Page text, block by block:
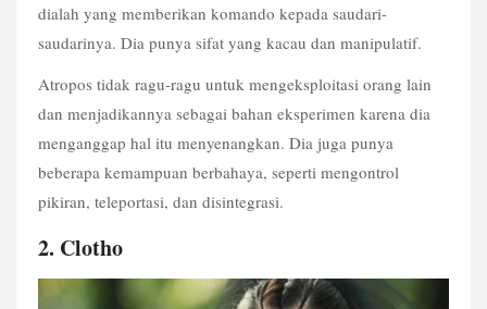
dialah yang memberikan komando kepada saudari-
saudarinya. Dia punya sifat yang kacau dan manipulatif.
Atropos tidak ragu-ragu untuk mengeksploitasi orang lain
dan menjadikannya sebagai bahan eksperimen karena dia
menganggap hal itu menyenangkan. Dia juga punya
beberapa kemampuan berbahaya, seperti mengontrol
pikiran, teleportasi, dan disintegrasi.
2. Clotho